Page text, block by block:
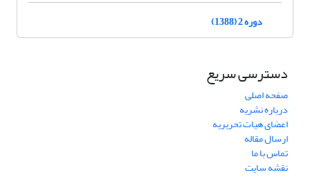
دوره 2 (1388)
دسترسی سریع
صفحه اصلی
درباره نشریه
اعضای هیات تحریریه
ارسال مقاله
تماس با ما
نقشه سایت